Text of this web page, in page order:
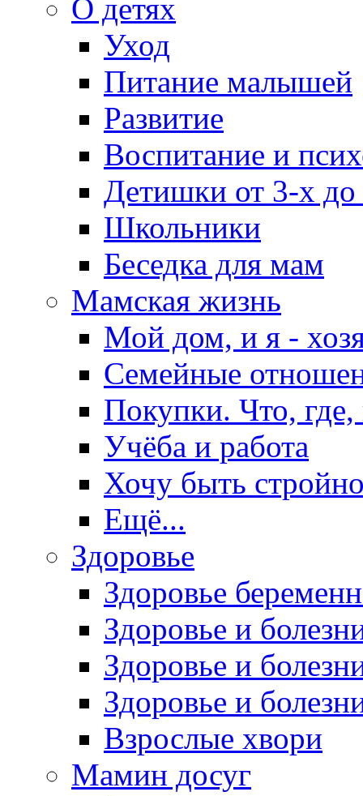
О детях
Уход
Питание малышей
Развитие
Воспитание и
Детишки от 3-х
Школьники
Беседка для мам
Мамская жизнь
Мой дом, и я -
Семейные
Покупки. Что, где,
Учёба и работа
Хочу быть
Ещё...
Здоровье
Здоровье
Здоровье и
Здоровье и
Здоровье и
Взрослые хвори
Мамин досуг